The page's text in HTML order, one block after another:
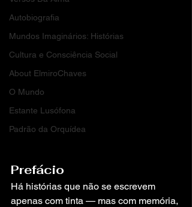
Autobiografia
Mundos Imaginários: Histórias
Cultura e Consciência Social
About ElmiroChaves
O Mundo
Estante Lusófona
Padrão da Orquídea
Prefácio
Há histórias que não se escrevem
apenas com tinta — mas com memória,